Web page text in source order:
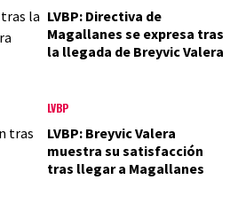
LVBP: Directiva de
Magallanes se expresa tras
la llegada de Breyvic Valera
LVBP
LVBP: Breyvic Valera
muestra su satisfacción
tras llegar a Magallanes